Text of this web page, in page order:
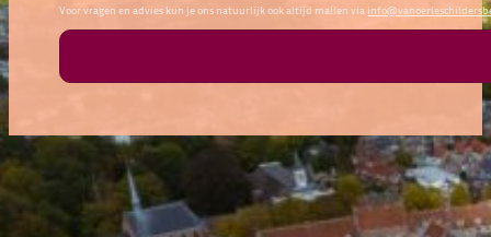
Voor vragen en advies kun je ons natuurlijk ook altijd mailen via